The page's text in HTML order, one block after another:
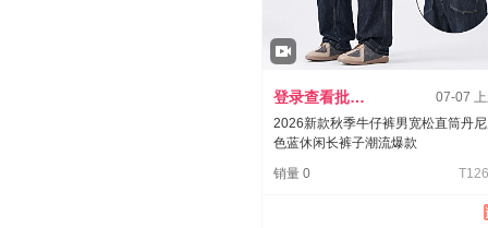
登录查看批发价
07-07
2026新款秋季牛仔裤男宽松直筒丹
色蓝休闲长裤子潮流爆款
销量 0